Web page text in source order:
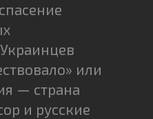
или
— страна
и русские